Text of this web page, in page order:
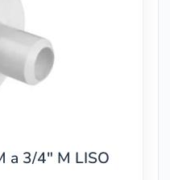
a 3/4″ M LISO